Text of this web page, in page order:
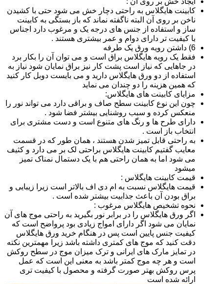
کابینت هایگلاس به راحتی دچار خش می شود حتی با کشیدن
ناخن بر روی آن البته ناگفته نماند که باز بستگی به کابینت
ساز و استفاده از جنس های درجه یک و مرغوب دارد اجناس
با کیفیت تر دارای دوام و عمر بیشتری هستند .
6) داشتن رویه ورق یک طرفه
فقط یک رویه هایگلاس براق است و می توان آن را بکار برد
در جاهایی که نیاز است پشت کار نیز براق نمایان شود نیاز به
استفاده از دو ورق هایگلاس دارید و می بایست دوبل کار کنید
که همین هزینه را دو چندان می نماید
مزایای کابینت های هایگلاس:
چون این نوع کابینت سطح صاف و براقی دارد می تواند نور را
منعکس کرده و سبب روشنایی بیشتر فضا شود .
دارای طرح ها و رنگ های متنوع است و دست مشتری برای
انتخاب باز است .
به راحتی قابل تمیز شدن هستند ، همان طور که در قسمت
معایب گفتیم کابینت هایگلاس براحتی لک بر می دارد و کثیف
می شود اما به همان راحتی هم با یک دستمال نمناک تمیز
میشود
قیمت کابینت هایگلاس :
قیمت هایگلاس نسبت به ام دی اف بالاتر است زیرا زیبایی و
براق بودن آن باعث جذابیت بیشتر شده است .
نحوه تشخیص هایگلاس مرغوب :
اگر ورق هایگلاس را در برابر نور بگیرید به راحتی موج های آن
نمایان می شود اگر دارای امواج زیادی بود پرواضح است که
کیفیت جنس پایین است پس در هنگام خرید ورق هایگلاس
دقت کنید که موج های کمتری داشته باشد زیرا مهمترین نکته
در تمایز مارک های ایرانی و ترک میزان موج در سطح روکش
است و هر چه موج کمتر باشد به معنی این است که عمل
پرس روکش بهتر صورت گرفته و محصول با کیفیت تری
ارائه شده است